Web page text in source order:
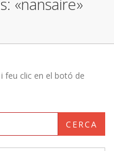
«nansaire»
feu clic en el botó de
CERCA